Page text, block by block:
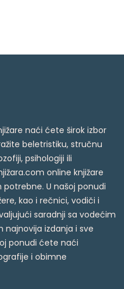
naći ćete širok izbor
beletristiku, stručnu
psihologiji ili
online knjižare
U našoj ponudi
kao i rečnici, vodiči i
saradnji sa vodećim
izdanja i sve
ponudi ćete naći
i obimne